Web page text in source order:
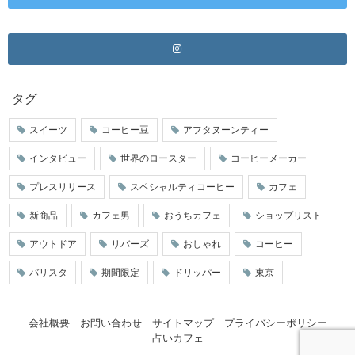
タグ
スイーツ コーヒー豆 アフタヌーンティー
インタビュー 世界のロースター コーヒーメーカー
プレスリリース スペシャルティコーヒー カフェ
新商品 カフェ男 おうちカフェ ショップリスト
アウトドア リバーズ おしゃれ コーヒー
バリスタ 期間限定 ドリッパー 東京
会社概要 お問い合わせ サイトマップ
プライバシーポリシー
占いカフェ